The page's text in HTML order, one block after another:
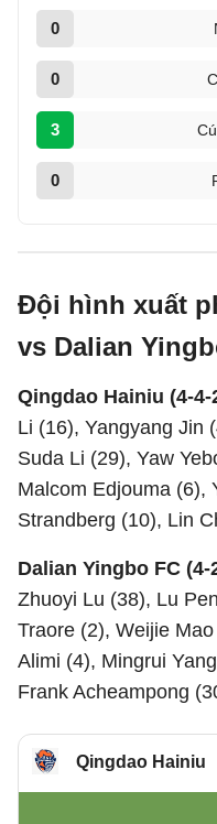
0
0
3
0
Đội hình xuất
vs Dalian
Qingdao Hainiu (4-4-
Li (16), Yangyang Jin
Suda Li (29), Yaw
Malcom Edjouma (6),
Strandberg (10), Lin
Dalian Yingbo FC (4-
Zhuoyi Lu (38), Lu
Traore (2), Weijie
Alimi (4), Mingrui
Frank Acheampong
Qingdao Hainiu